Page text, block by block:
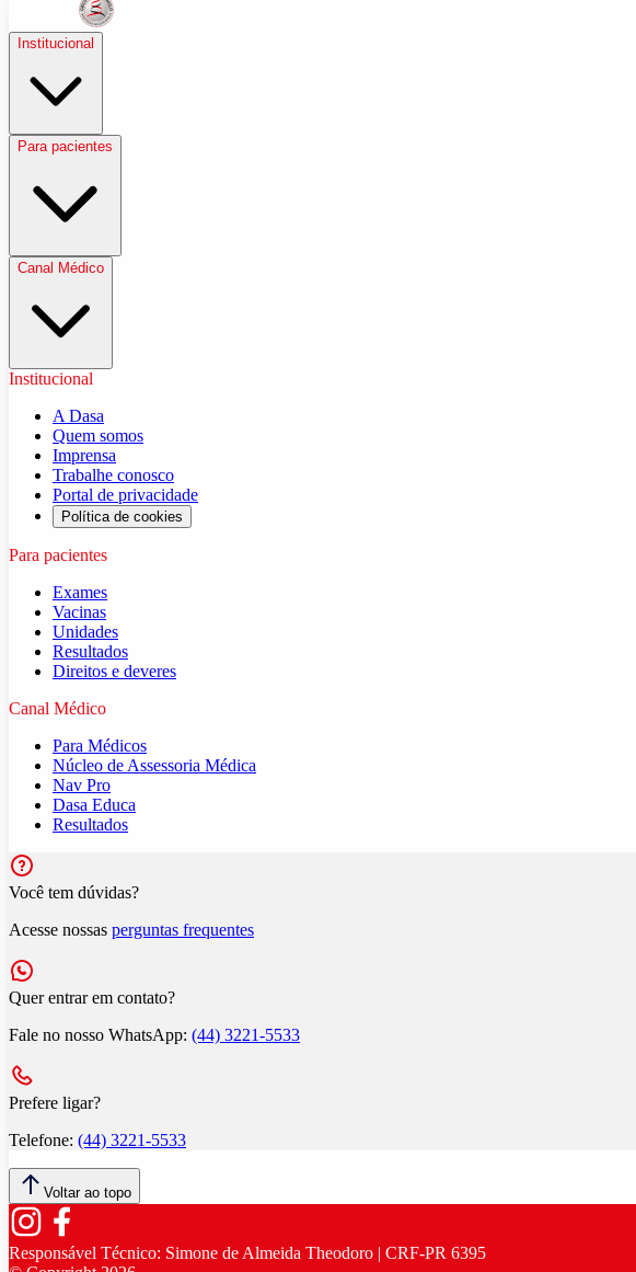
Institucional
Para pacientes
Canal Médico
Institucional
A Dasa
Quem somos
Imprensa
Trabalhe conosco
Portal de privacidade
Política de cookies
Para pacientes
Exames
Vacinas
Unidades
Resultados
Direitos e deveres
Canal Médico
Para Médicos
Núcleo de Assessoria Médica
Nav Pro
Dasa Educa
Resultados
Você tem dúvidas?
Acesse nossas perguntas frequentes
Quer entrar em contato?
Fale no nosso WhatsApp: (44) 3221-5533
Prefere ligar?
Telefone: (44) 3221-5533
Voltar ao topo
Responsável Técnico: Simone de Almeida Theodoro | CRF-PR 6395